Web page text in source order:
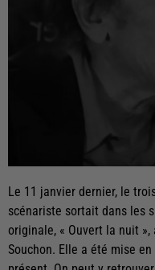
Le 11 janvier dernier, le
scénariste sortait dans les
originale, « Ouvert la nuit
Souchon. Elle a été mise